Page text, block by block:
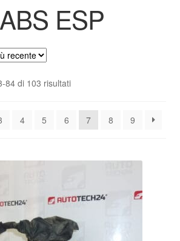
il mondo
ESP
84 di 103 risultatiOrdina
base
4 5 6 7 8 9